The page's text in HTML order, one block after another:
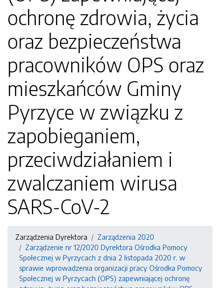
ochronę zdrowia, życia
oraz bezpieczeństwa
pracowników OPS oraz
mieszkańców Gminy
Pyrzyce w związku z
zapobieganiem,
przeciwdziałaniem i
zwalczaniem wirusa
SARS-CoV-2
Zarządzenia Dyrektora
Zarządzenia 2020
Zarządzenie nr 12/2020 Dyrektora Ośrodka Pomocy
Społecznej w Pyrzycach z dnia 2 listopada 2020 r. w
sprawie wprowadzenia organizacji pracy Ośrodka Pomocy
Społecznej w Pyrzycach (OPS) zapewniającej ochronę